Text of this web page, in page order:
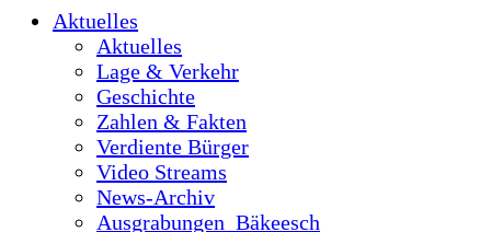
Aktuelles
Aktuelles
Lage & Verkehr
Geschichte
Zahlen & Fakten
Verdiente Bürger
Video Streams
News-Archiv
Ausgrabungen_Bäkeesch